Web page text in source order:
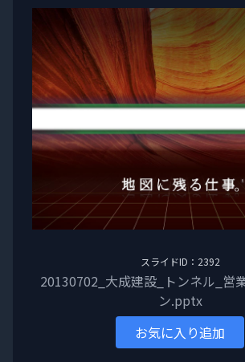
スライドID：2392
20130702_大成建設_トンネル_営
ン.pptx
お気に入り追加